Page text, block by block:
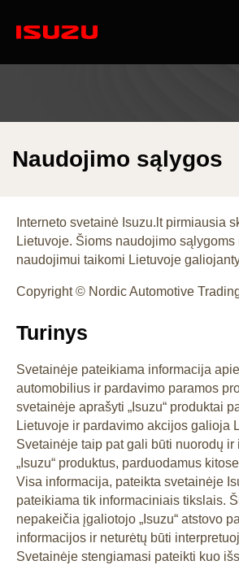
Naudojimo sąlygos
Interneto svetainė Isuzu.lt pirmiausia
Lietuvoje. Šioms naudojimo sąlygoms
naudojimui taikomi Lietuvoje
Copyright © Nordic Automotive
Turinys
Svetainėje pateikiama informacija apie
automobilius ir pardavimo paramos
svetainėje aprašyti „Isuzu“ produktai
Lietuvoje ir pardavimo akcijos galioja
Svetainėje taip pat gali būti nuorodų
„Isuzu“ produktus, parduodamus
Visa informacija, pateikta svetainėje
pateikiama tik informaciniais tikslais.
nepakeičia įgaliotojo „Isuzu“ atstovo
informacijos ir neturėtų būti
Svetainėje stengiamasi pateikti kuo